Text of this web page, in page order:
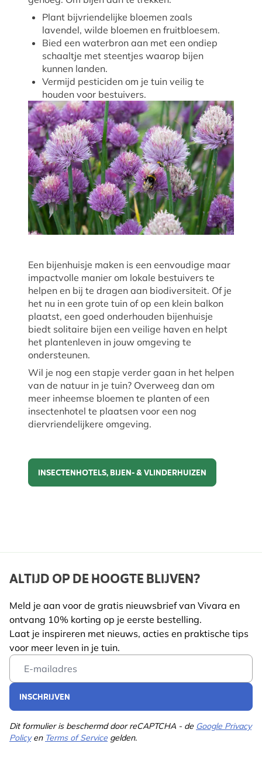
Plant bijvriendelijke bloemen zoals
lavendel, wilde bloemen en fruitbloesem.
Bied een waterbron aan met een ondiep
schaaltje met steentjes waarop bijen
kunnen landen.
Vermijd pesticiden om je tuin veilig te
houden voor bestuivers.
Een bijenhuisje maken is een eenvoudige maar
impactvolle manier om lokale bestuivers te
helpen en bij te dragen aan biodiversiteit. Of je
het nu in een grote tuin of op een klein balkon
plaatst, een goed onderhouden bijenhuisje
biedt solitaire bijen een veilige haven en helpt
het plantenleven in jouw omgeving te
ondersteunen.
Wil je nog een stapje verder gaan in het helpen
van de natuur in je tuin? Overweeg dan om
meer inheemse bloemen te planten of een
insectenhotel te plaatsen voor een nog
diervriendelijkere omgeving.
INSECTENHOTELS, BIJEN- & VLINDERHUIZEN
ALTIJD OP DE HOOGTE BLIJVEN?
Meld je aan voor de gratis nieuwsbrief van Vivara en
ontvang 10% korting op je eerste bestelling.
Laat je inspireren met nieuws, acties en praktische tips
voor meer leven in je tuin.
Email Address
INSCHRIJVEN
Dit formulier is beschermd door reCAPTCHA - de Google Privacy
Policyen Terms of Service gelden.